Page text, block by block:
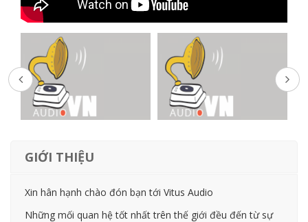
GIỚI THIỆU
Xin hân hạnh chào đón bạn tới Vitus Audio
Những mối quan hệ tốt nhất trên thế giới đều đến từ sự